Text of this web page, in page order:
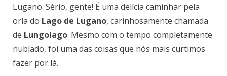
Lugano. Sério, gente! É uma delícia caminhar pela
orla do Lago de Lugano, carinhosamente chamada
de Lungolago. Mesmo com o tempo completamente
nublado, foi uma das coisas que nós mais curtimos
fazer por lá.